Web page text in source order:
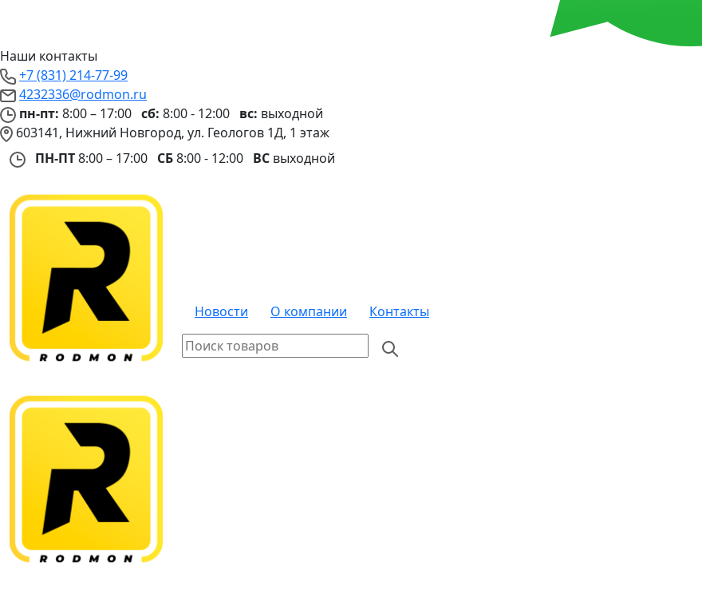
Наши контакты
+7 (831) 214-77-99
4232336@rodmon.ru
пн-пт: 8:00 – 17:00 сб: 8:00 - 12:00 вс: выходной
603141, Нижний Новгород, ул. Геологов 1Д, 1 этаж
ПН-ПТ8:00 – 17:00 СБ8:00 - 12:00 ВС выходной
Новости О компании Контакты